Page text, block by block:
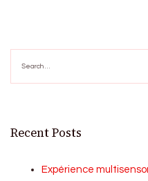
for:
Recent Posts
Expérience